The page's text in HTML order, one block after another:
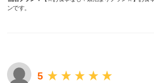
ンです。
5